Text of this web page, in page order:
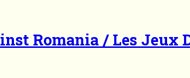
Romania / Les Jeux